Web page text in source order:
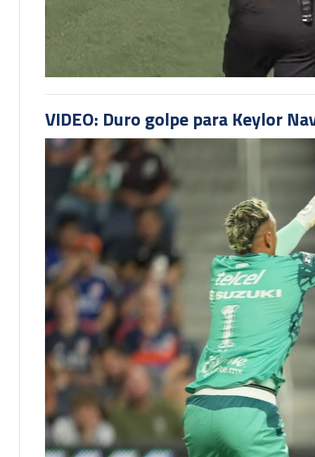
VIDEO: Duro golpe para Keylor